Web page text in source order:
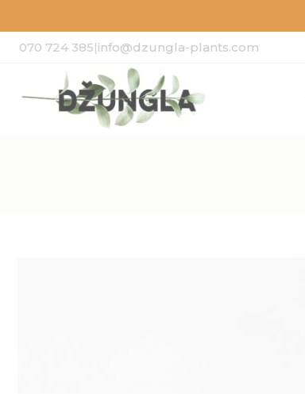
070 724 385|info@dzungla-plants.com